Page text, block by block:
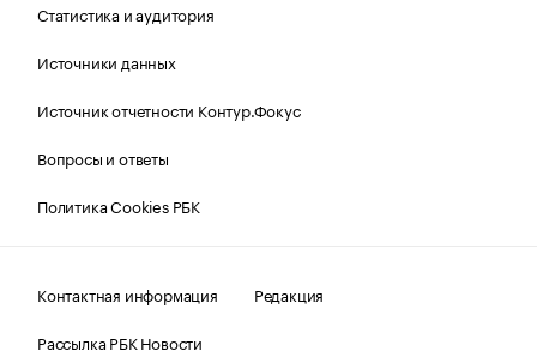
Статистика и аудитория
Источники данных
Источник отчетности Контур.Фокус
Вопросы и ответы
Политика Cookies РБК
Контактная информация
Редакция
Рассылка РБК Новости